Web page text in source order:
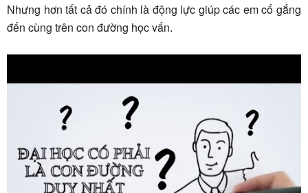
Nhưng hơn tất cả đó chính là động lực giúp các em cố gắng
đến cùng trên con đường học vấn.